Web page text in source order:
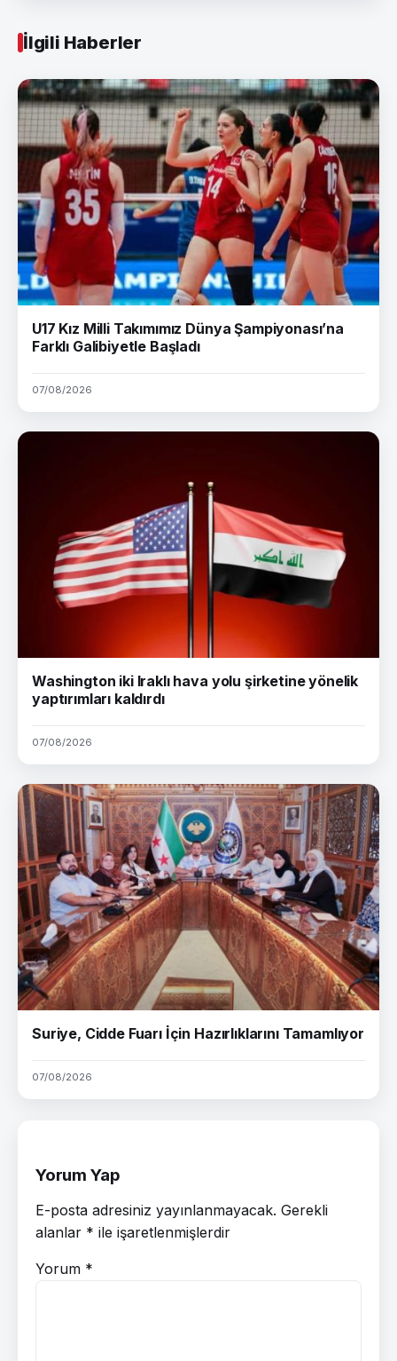
İlgili Haberler
U17 Kız Milli Takımımız Dünya Şampiyonası’na
Farklı Galibiyetle Başladı
07/08/2026
Washington iki Iraklı hava yolu şirketine yönelik
yaptırımları kaldırdı
07/08/2026
Suriye, Cidde Fuarı İçin Hazırlıklarını Tamamlıyor
07/08/2026
Yorum Yap
E-posta adresiniz yayınlanmayacak. Gerekli
alanlar * ile işaretlenmişlerdir
Yorum *